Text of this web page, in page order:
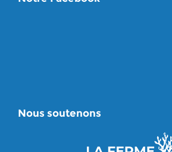
Nous soutenons